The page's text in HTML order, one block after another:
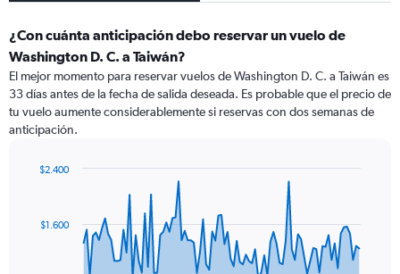
¿Con cuánta anticipación debo reservar un vuelo de
Washington D. C. a Taiwán?
El mejor momento para reservar vuelos de Washington D. C. a Taiwán es
33 días antes de la fecha de salida deseada. Es probable que el precio de
tu vuelo aumente considerablemente si reservas con dos semanas de
anticipación.
data
$1.600
$2.400